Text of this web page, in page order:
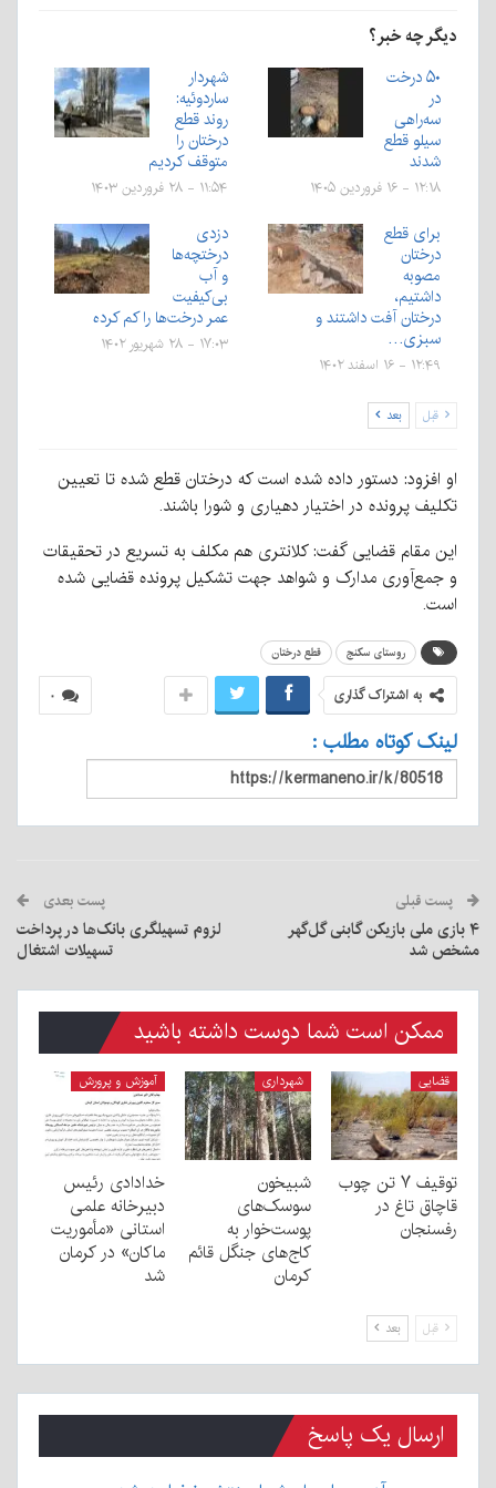
دیگر چه خبر؟
۵۰ درخت
در
سه‌راهی
سیلو قطع
شدند
۱۲:۱۸ - ۱۶ فروردین ۱۴۰۵
شهردار
ساردوئیه:
روند قطع
درختان را
متوقف کردیم
۱۱:۵۴ - ۲۸ فروردین ۱۴۰۳
برای قطع
درختان
مصوبه
داشتیم،
درختان آفت داشتند و
سبزی…
۱۲:۴۹ - ۱۶ اسفند ۱۴۰۲
دزدی
درختچه‌ها
و آب
بی‌کیفیت
عمر درخت‌ها را کم کرده
۱۷:۰۳ - ۲۸ شهریور ۱۴۰۲
قبل بعد
او افزود: دستور داده شده است که درختان قطع شده تا تعیین
تکلیف پرونده در اختیار دهیاری و شورا باشند.
این مقام قضایی گفت: کلانتری هم مکلف به تسریع در تحقیقات
و جمع‌آوری مدارک و شواهد جهت تشکیل پرونده قضایی شده
است.
روستای سکنج قطع درختان
۰ به اشتراک گذاری
لینک کوتاه مطلب :
پست قبلی
۴ بازی‌ ملی بازیکن گابنی گل‌گهر
مشخص شد
پست بعدی
لزوم تسهیلگری بانک‌ها در پرداخت
تسهیلات اشتغال
ممکن است شما دوست داشته باشید
قضایی
توقیف ۷ تن چوب
قاچاق تاغ در
رفسنجان
شهرداری
شبیخون
سوسک‌های
پوست‌خوار به
کاج‌های جنگل قائم
کرمان
آموزش و پرورش
خدادادی رئیس
دبیرخانه علمی
استانی «مأموریت
ماکان» در کرمان
شد
قبل بعد
ارسال یک پاسخ